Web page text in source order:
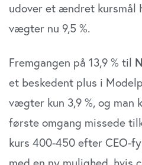
udover et ændret kursmål
vægter nu 9,5 %.
Fremgangen på 13,9 % til
et beskedent plus i
vægter kun 3,9 %, og man
første omgang missede
kurs 400-450 efter CEO-